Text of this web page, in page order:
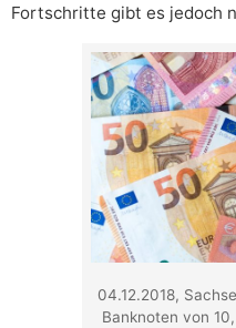
Fortschritte gibt es jedoch
04.12.2018,
Banknoten von